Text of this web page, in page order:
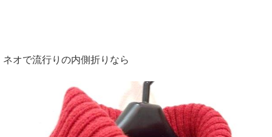
ネオで流行りの内側折りなら